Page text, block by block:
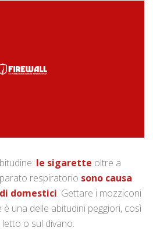
le sigarette oltre a
respiratorio sono causa
domestici. Gettare i mozziconi
una delle abitudini peggiori, così
o sul divano.